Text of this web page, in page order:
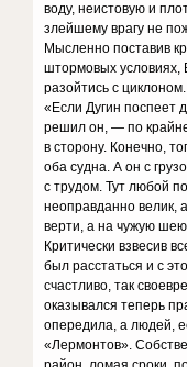
воду, неистовую и
злейшему врагу не
Мысленно поставив
штормовых условиях,
разойтись с циклоном.
«Если Дугин поспеет
решил он, — по
в сторону. Конечно,
оба судна. А он с
с трудом. Тут любой
неоправданно велик,
верти, а на чужую
Критически взвесив
был расстаться и с
счастливо, так
оказывался теперь
опередила, а людей,
«Лермонтов».